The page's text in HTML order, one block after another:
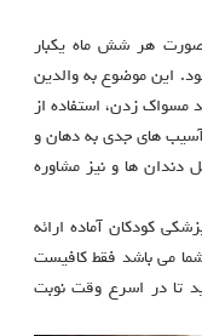
صورت هر شش ماه یکبار
این موضوع به والدین
زدن، استفاده از
های جدی به دهان و
دندان ها و نیز مشاوره
کودکان آماده ارائه
می باشد فقط کافیست
تا در اسرع وقت نوبت